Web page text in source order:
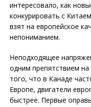
интересовало, как
конкурировать с
взят на европейское
непониманием.
Неподходящее
одним препятствием на
того, что в Канаде
Европе, двигатели
быстрее. Первые